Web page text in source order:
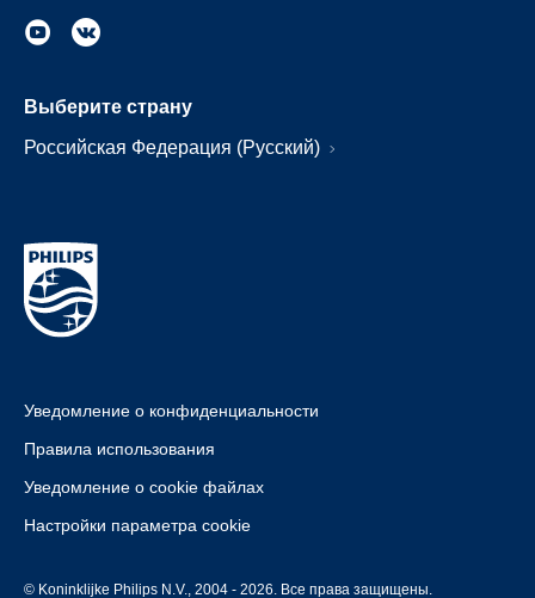
Выберите страну
Российская Федерация (Русский)
Уведомление о конфиденциальности
Правила использования
Уведомление о cookie файлах
Настройки параметра cookie
© Koninklijke Philips N.V., 2004 - 2026. Все права защищены.